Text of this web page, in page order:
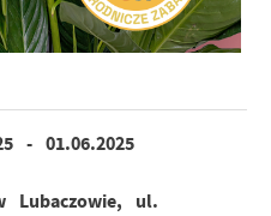
- 01.06.2025
Lubaczowie, ul.